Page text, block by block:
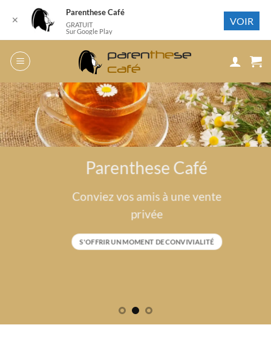
Parenthese Café
Conviez vos amis à une vente
privée
S'OFFRIR UN MOMENT DE CONVIVIALITÉ
✕
Parenthese Café
GRATUIT
Sur Google Play
VOIR